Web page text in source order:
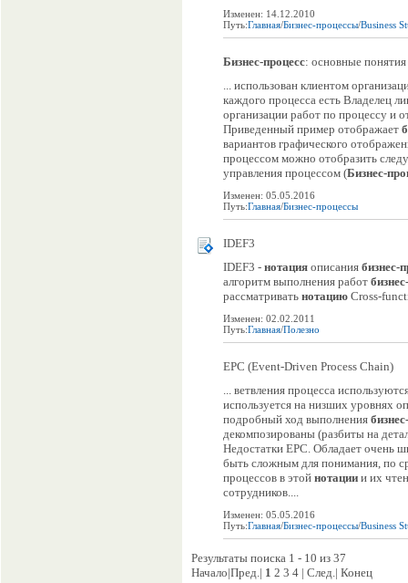
Изменен: 14.12.2010
Путь:Главная/Бизнес-процессы/Business
Бизнес-процесс: основные понятия
... использован клиентом
каждого процесса есть Владелец
организации работ по процессу и
Приведенный пример отображает
вариантов графического
процессом можно отобразить
управления процессом (Бизнес-
Изменен: 05.05.2016
Путь:Главная/Бизнес-процессы
IDEF3
IDEF3 - нотация описания бизнес-
алгоритм выполнения работ
рассматривать нотацию Cross-
Изменен: 02.02.2011
Путь:Главная/Полезно
EPC (Event-Driven Process Chain)
... ветвления процесса
используется на низших уровнях
подробный ход выполнения
декомпозированы (разбиты на
Недостатки EPC. Обладает очень
быть сложным для понимания, по
процессов в этой нотации и их
сотрудников....
Изменен: 05.05.2016
Путь:Главная/Бизнес-процессы/Business
Результаты поиска 1 - 10 из 37
Начало|Пред.| 1 2 3 4 | След.| Конец